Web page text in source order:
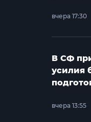
вчера 17:30
В СФ
усилия
вчера 13:55